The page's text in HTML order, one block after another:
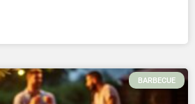
BARBECUE